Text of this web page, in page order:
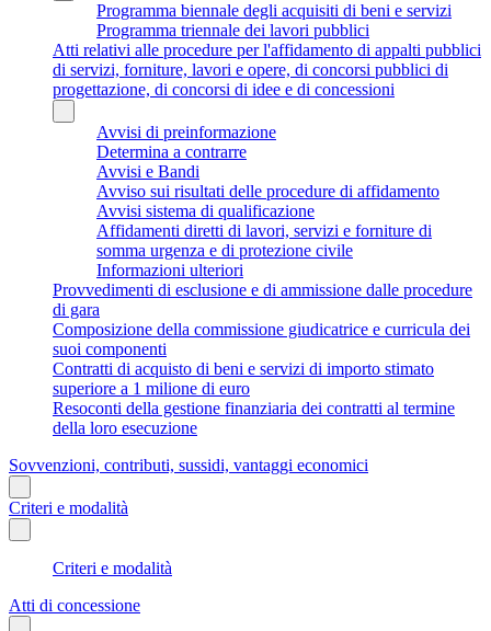
Programma biennale degli acquisiti di beni e servizi
Programma triennale dei lavori pubblici
Atti relativi alle procedure per l'affidamento di appalti pubblici
di servizi, forniture, lavori e opere, di concorsi pubblici di
progettazione, di concorsi di idee e di concessioni
Avvisi di preinformazione
Determina a contrarre
Avvisi e Bandi
Avviso sui risultati delle procedure di affidamento
Avvisi sistema di qualificazione
Affidamenti diretti di lavori, servizi e forniture di
somma urgenza e di protezione civile
Informazioni ulteriori
Provvedimenti di esclusione e di ammissione dalle procedure
di gara
Composizione della commissione giudicatrice e curricula dei
suoi componenti
Contratti di acquisto di beni e servizi di importo stimato
superiore a 1 milione di euro
Resoconti della gestione finanziaria dei contratti al termine
della loro esecuzione
Sovvenzioni, contributi, sussidi, vantaggi economici
Criteri e modalità
Criteri e modalità
Atti di concessione